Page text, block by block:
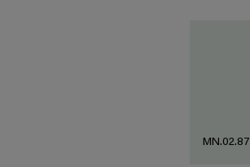
MN.02.87